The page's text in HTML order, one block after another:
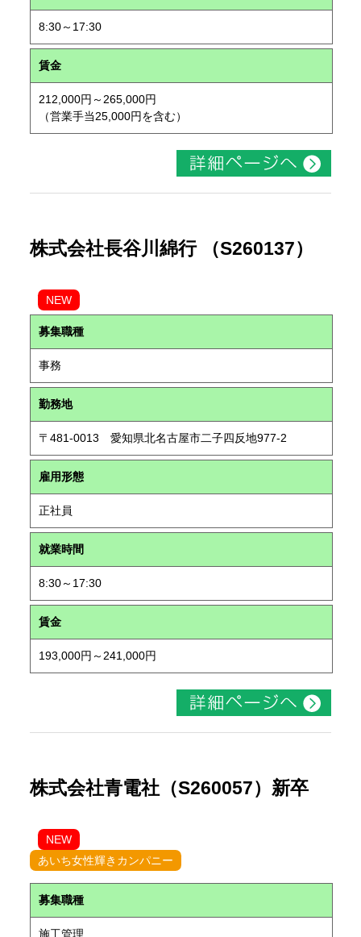
8:30～17:30
賃金
212,000円～265,000円
（営業手当25,000円を含む）
株式会社長谷川綿行 （S260137）
NEW
募集職種
事務
勤務地
〒481-0013 愛知県北名古屋市二子四反地977-2
雇用形態
正社員
就業時間
8:30～17:30
賃金
193,000円～241,000円
株式会社青電社（S260057）新卒
NEW
あいち女性輝きカンパニー
募集職種
施工管理